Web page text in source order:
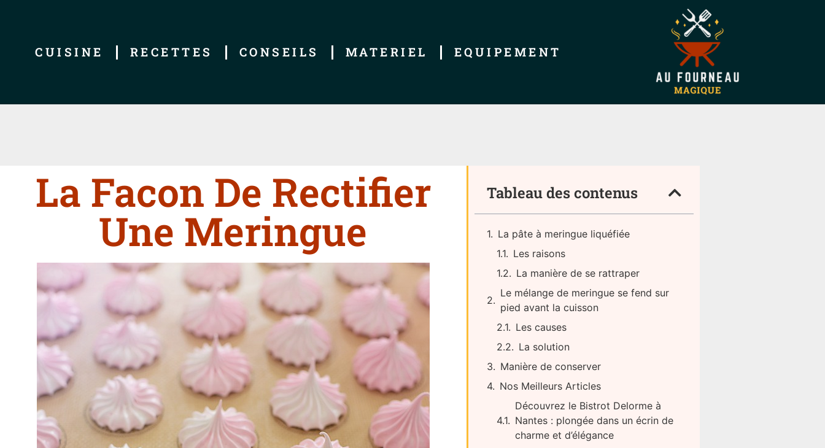
CUISINE RECETTES CONSEILS MATERIEL EQUIPEMENT
La Facon De Rectifier
Une Meringue
Tableau des contenus
La pâte à meringue liquéfiée
Les raisons
La manière de se rattraper
Le mélange de meringue se fend sur
pied avant la cuisson
Les causes
La solution
Manière de conserver
Nos Meilleurs Articles
Découvrez le Bistrot Delorme à
Nantes : plongée dans un écrin de
charme et d’élégance